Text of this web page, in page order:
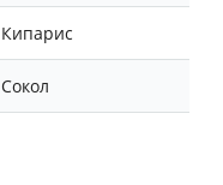
Кипарис
Сокол